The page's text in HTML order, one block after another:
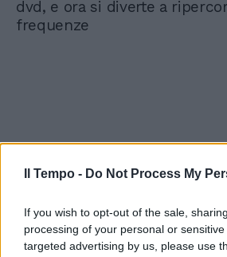
Il Tempo - Do Not Process My
If you wish to opt-out of the sale,
processing of your personal or
targeted advertising by us, please use
dvd, e ora si diverte a
frequenze